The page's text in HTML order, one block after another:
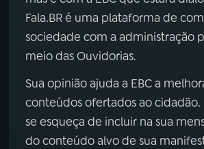
Fala.BR é uma plataforma de
sociedade com a administração
meio das Ouvidorias.
Sua opinião ajuda a EBC a
conteúdos ofertados ao cidadão.
se esqueça de incluir na sua
do conteúdo alvo de sua